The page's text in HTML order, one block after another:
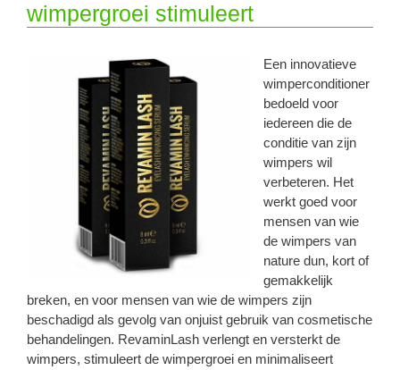
wimpergroei stimuleert
Een innovatieve
wimperconditioner
bedoeld voor
iedereen die de
conditie van zijn
wimpers wil
verbeteren. Het
werkt goed voor
mensen van wie
de wimpers van
nature dun, kort of
gemakkelijk
breken, en voor mensen van wie de wimpers zijn
beschadigd als gevolg van onjuist gebruik van cosmetische
behandelingen. RevaminLash verlengt en versterkt de
wimpers, stimuleert de wimpergroei en minimaliseert